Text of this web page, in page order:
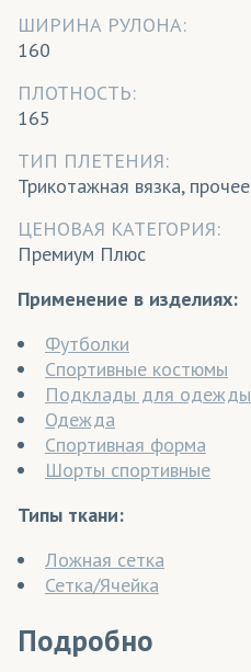
ШИРИНА РУЛОНА:
160
ПЛОТНОСТЬ:
165
ТИП ПЛЕТЕНИЯ:
Трикотажная вязка, прочее
ЦЕНОВАЯ КАТЕГОРИЯ:
Премиум Плюс
Применение в изделиях:
Футболки
Спортивные костюмы
Подклады для одежды
Одежда
Спортивная форма
Шорты спортивные
Типы ткани:
Ложная сетка
Сетка/Ячейка
Подробно